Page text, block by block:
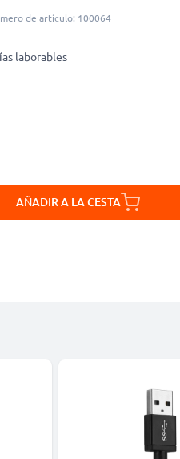
de artículo: 100064
laborables
AÑADIR A LA CESTA